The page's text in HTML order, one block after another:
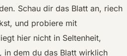
Schau dir das Blatt an, riech
und probiere mit
hier nicht in Seltenheit,
in dem du das Blatt wirklich